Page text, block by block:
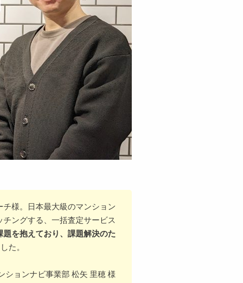
様。日本最大級のマンション
ングする、一括査定サービス
を抱えており、課題解決のた
た。
ションナビ事業部 松矢 里穂 様